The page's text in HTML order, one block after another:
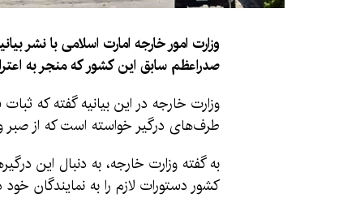
وزارت امور خارجه امارت اسلامی با نشر
صدراعظم سابق این کشور که منجر به
وزارت خارجه در این بیانیه گفته که
طرف‌های درگیر خواسته است که از صبر و
به گفته وزارت خارجه، به دنبال این
کشور دستورات لازم را به نمایندگان